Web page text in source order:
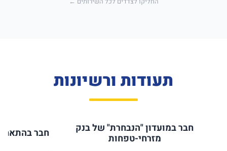
תעודות ורשיונות
חבר במועדון "הנבחרת" של בנק
מזרחי-טפחות חבר